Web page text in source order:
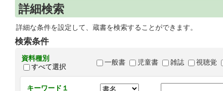
詳細検索
詳細な条件を設定して、蔵書を検索することができます。
検索条件
資料種別
すべて選択
一般書 児童書 雑誌 視聴覚
キーワード１